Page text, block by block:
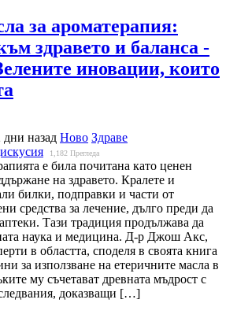
за ароматерапия:
здравето и баланса -
иновации, които
дни назад Ново Здраве
1,182 Прегледа
е била почитана като ценен
на здравето. Кралете и
билки, подправки и части от
средства за лечение, дълго преди да
Тази традиция продължава да
наука и медицина. Д-р Джош Акс,
в областта, споделя в своята книга
за използване на етеричните масла в
му съчетават древната мъдрост с
доказващи […]